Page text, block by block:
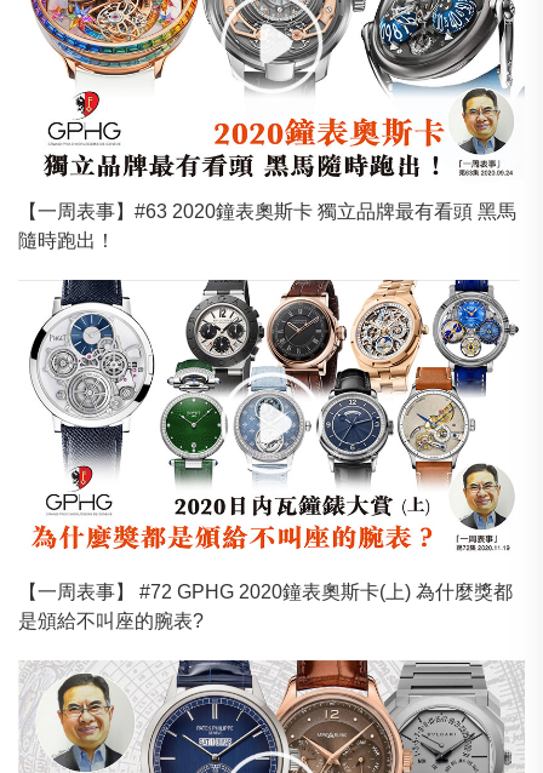
【一周表事】#63 2020鐘表奧斯卡 獨立品牌最有看頭 黑馬
隨時跑出！
【一周表事】 #72 GPHG 2020鐘表奧斯卡(上) 為什麼獎都
是頒給不叫座的腕表?